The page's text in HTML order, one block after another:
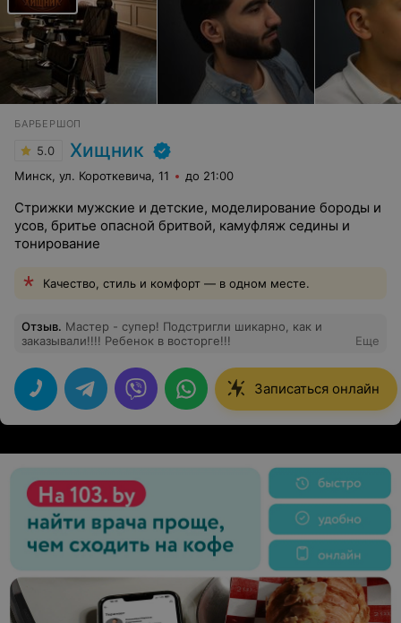
БАРБЕРШОП
5.0 Хищник
Минск, ул. Короткевича, 11 до 21:00
Стрижки мужские и детские, моделирование бороды и
усов, бритье опасной бритвой, камуфляж седины и
тонирование
Качество, стиль и комфорт — в одном месте.
Отзыв. Мастер - супер! Подстригли шикарно, как и
заказывали!!!! Ребенок в восторге!!!
Еще
Записаться онлайн